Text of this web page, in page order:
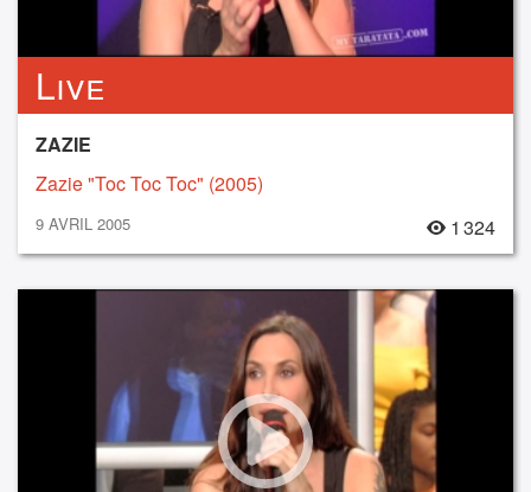
Live
ZAZIE
Zazie "Toc Toc Toc" (2005)
9 AVRIL 2005 1 324